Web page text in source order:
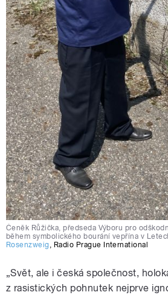
Čeněk Růžička, předseda Výboru pro
během symbolického bourání vepřína v
Rosenzweig , Radio Prague International
„Svět, ale i česká společnost,
z rasistických pohnutek nejprve